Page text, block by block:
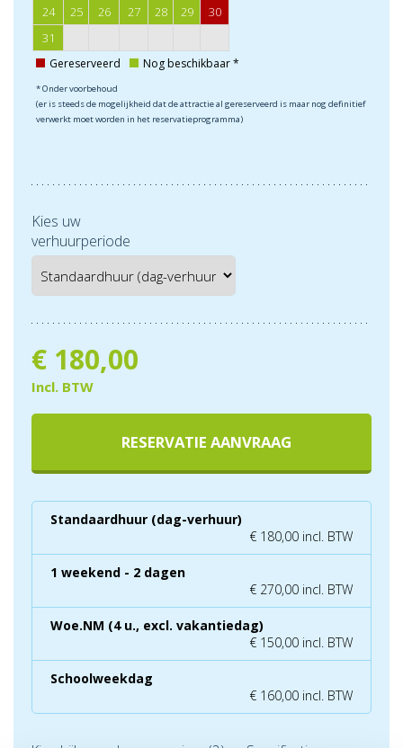
24
25 26 27 28 29
30
31
Gereserveerd Nog beschikbaar *
* Onder voorbehoud
(er is steeds de mogelijkheid dat de attractie al gereserveerd is maar nog definitief
verwerkt moet worden in het reservatieprogramma)
Kies uw
verhuurperiode
€ 180,00
Incl. BTW
RESERVATIE AANVRAAG
Standaardhuur (dag-verhuur)
€ 180,00 incl. BTW
1 weekend - 2 dagen
€ 270,00 incl. BTW
Woe.NM (4 u., excl. vakantiedag)
€ 150,00 incl. BTW
Schoolweekdag
€ 160,00 incl. BTW